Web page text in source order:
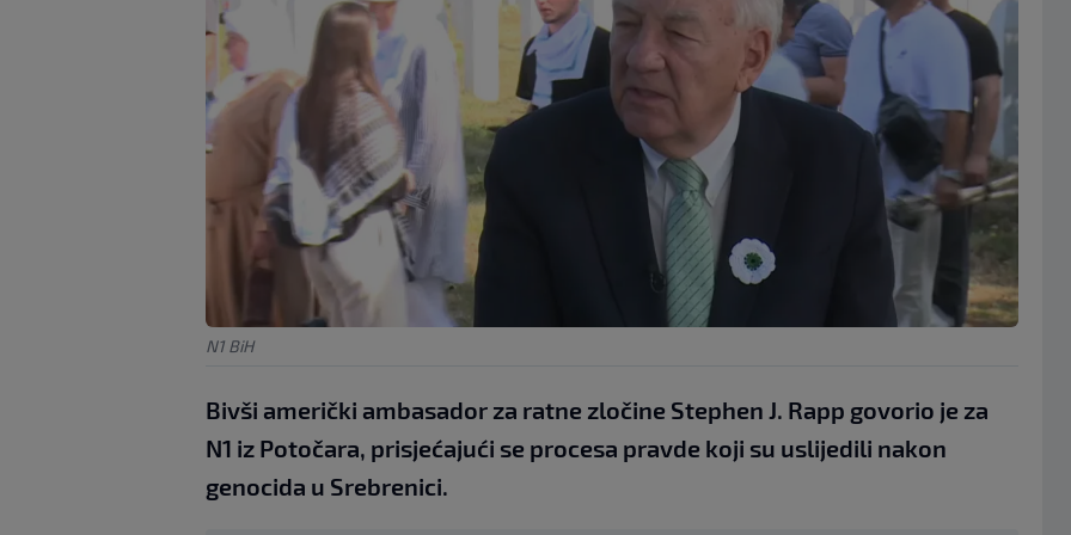
N1 BiH
Bivši američki ambasador za ratne zločine Stephen J. Rapp govorio je za
N1 iz Potočara, prisjećajući se procesa pravde koji su uslijedili nakon
genocida u Srebrenici.